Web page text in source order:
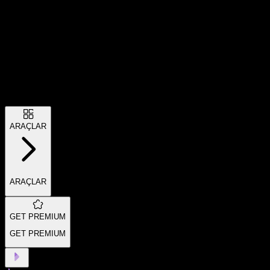
ARAÇLAR
ARAÇLAR
GET PREMIUM
GET PREMIUM